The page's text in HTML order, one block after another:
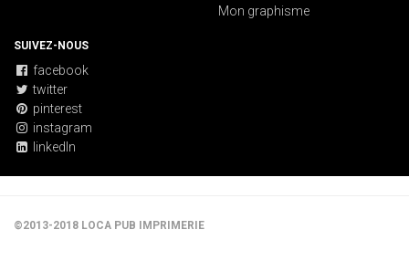
Mon graphisme
SUIVEZ-NOUS
facebook
twitter
pinterest
instagram
linkedIn
©2013-2018 LOCA PUB IMPRIMERIE